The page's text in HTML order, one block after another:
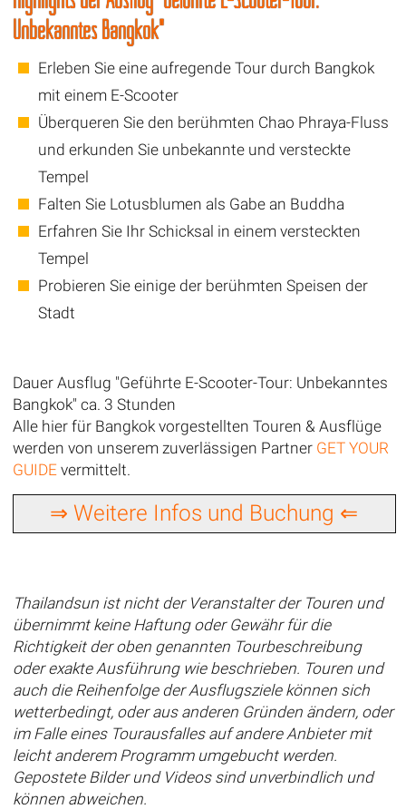
Unbekanntes Bangkok"
Erleben Sie eine aufregende Tour durch Bangkok
mit einem E-Scooter
Überqueren Sie den berühmten Chao Phraya-Fluss
und erkunden Sie unbekannte und versteckte
Tempel
Falten Sie Lotusblumen als Gabe an Buddha
Erfahren Sie Ihr Schicksal in einem versteckten
Tempel
Probieren Sie einige der berühmten Speisen der
Stadt
Dauer Ausflug "Geführte E-Scooter-Tour: Unbekanntes
Bangkok" ca. 3 Stunden
Alle hier für Bangkok vorgestellten Touren & Ausflüge
werden von unserem zuverlässigen Partner GET YOUR
GUIDEvermittelt.
⇒ Weitere Infos und Buchung ⇐
Thailandsun ist nicht der Veranstalter der Touren und
übernimmt keine Haftung oder Gewähr für die
Richtigkeit der oben genannten Tourbeschreibung
oder exakte Ausführung wie beschrieben. Touren und
auch die Reihenfolge der Ausflugsziele können sich
wetterbedingt, oder aus anderen Gründen ändern, oder
im Falle eines Tourausfalles auf andere Anbieter mit
leicht anderem Programm umgebucht werden.
Gepostete Bilder und Videos sind unverbindlich und
können abweichen.